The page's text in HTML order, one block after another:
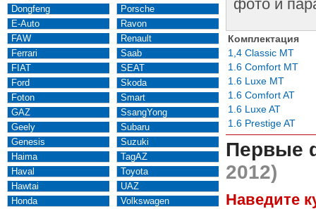
Dongfeng
E-Auto
FAW
Ferrari
FIAT
Ford
Foton
GAZ
Geely
Genesis
Haima
Haval
Hawtai
Honda
Porsche
Ravon
Renault
Saab
SEAT
Skoda
Smart
SsangYong
Subaru
Suzuki
TagAZ
Toyota
UAZ
Volkswagen
фото и
Комплектация
1,4 Classic MT
1.6 Comfort MT
1.6 Luxe MT
1.6 Comfort AT
1.6 Luxe AT
1.6 Prestige AT
Первые
2012)
Наведите